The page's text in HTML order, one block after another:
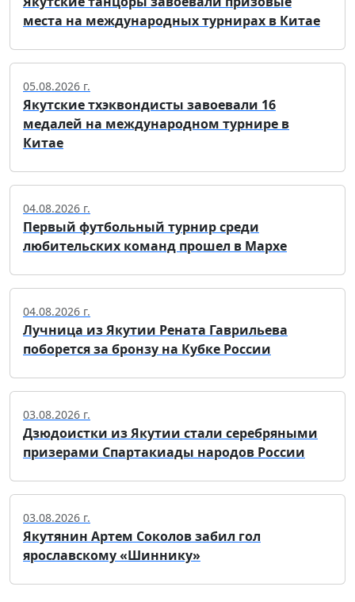
места на международных турнирах в Китае
05.08.2026 г.
Якутские тхэквондисты завоевали 16
медалей на международном турнире в
Китае
04.08.2026 г.
Первый футбольный турнир среди
любительских команд прошел в Мархе
04.08.2026 г.
Лучница из Якутии Рената Гаврильева
поборется за бронзу на Кубке России
03.08.2026 г.
Дзюдоистки из Якутии стали серебряными
призерами Спартакиады народов России
03.08.2026 г.
Якутянин Артем Соколов забил гол
ярославскому «Шиннику»